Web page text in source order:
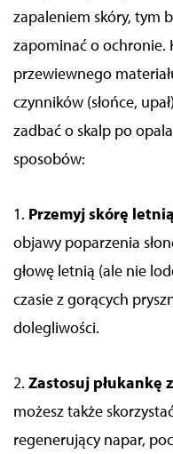
zapaleniem skóry, tym
zapominać o ochronie.
przewiewnego
czynników (słońce,
zadbać o skalp po
sposobów:
1. Przemyj skórę
objawy poparzenia
głowę letnią (ale nie
czasie z gorących
dolegliwości.
2. Zastosuj płukankę
możesz także
regenerujący napar,